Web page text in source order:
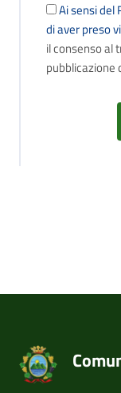
Ai sensi del
di aver preso
il consenso al
pubblicazione